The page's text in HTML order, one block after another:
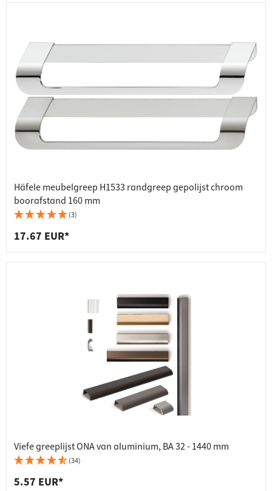
Häfele meubelgreep H1533 randgreep gepolijst chroom
boorafstand 160 mm
(3)
17.67 EUR*
Viefe greeplijst ONA van aluminium, BA 32 - 1440 mm
(34)
5.57 EUR*